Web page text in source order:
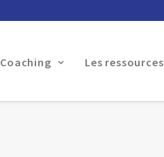
Coaching Les ressources